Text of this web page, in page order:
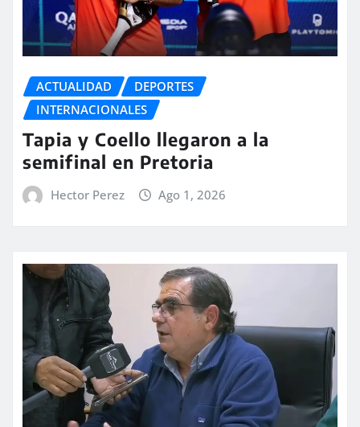
ACTUALIDAD
DEPORTES
INTERNACIONALES
Tapia y Coello llegaron a la
semifinal en Pretoria
Hector Perez Ago 1, 2026